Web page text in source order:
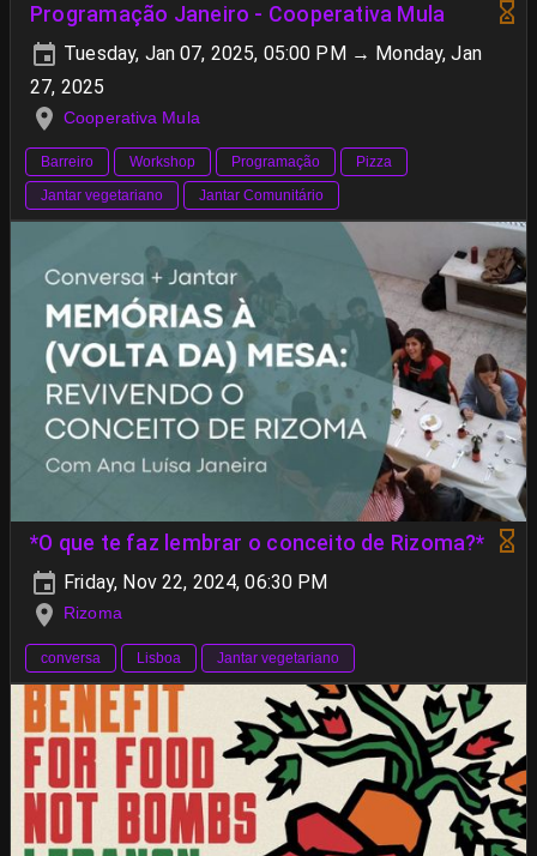
Programação Janeiro - Cooperativa Mula
Tuesday, Jan 07, 2025, 05:00 PM → Monday, Jan
27, 2025
Cooperativa Mula
Barreiro Workshop Programação
Pizza
Jantar vegetariano
Jantar Comunitário
*O que te faz lembrar o conceito de Rizoma?*
Friday, Nov 22, 2024, 06:30 PM
Rizoma
conversa Lisboa Jantar vegetariano